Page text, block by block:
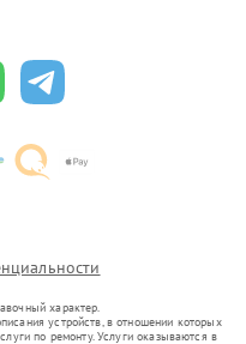
характер.
устройств, в отношении которых
по ремонту. Услуги оказываются в